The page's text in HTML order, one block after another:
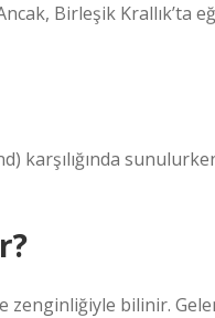
Birleşik Krallık’ta
karşılığında
zenginliğiyle bilinir.